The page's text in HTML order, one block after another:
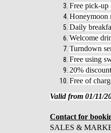
Free pick-up
Honeymoon
Daily
Welcome
Turndown
Free using
20%
Free of
Valid from 01/11/
Contact for
SALES &